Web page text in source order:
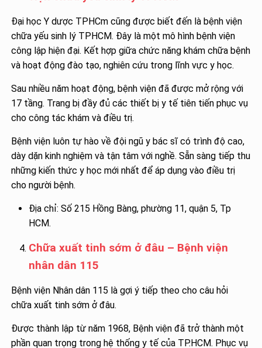
Đại học Y dược TPHCm cũng được biết đến là bệnh viện
chữa yếu sinh lý TPHCM. Đây là một mô hình bệnh viện
công lập hiện đại. Kết hợp giữa chức năng khám chữa bệnh
và hoạt động đào tạo, nghiên cứu trong lĩnh vực y học.
Sau nhiều năm hoạt động, bệnh viện đã được mở rộng với
17 tầng. Trang bị đầy đủ các thiết bị y tế tiên tiến phục vụ
cho công tác khám và điều trị.
Bệnh viện luôn tự hào về đội ngũ y bác sĩ có trình độ cao,
dày dặn kinh nghiệm và tận tâm với nghề. Sẵn sàng tiếp thu
những kiến thức y học mới nhất để áp dụng vào điều trị
cho người bệnh.
Địa chỉ: Số 215 Hồng Bàng, phường 11, quận 5, Tp
HCM.
Chữa xuất tinh sớm ở đâu – Bệnh viện
nhân dân 115
Bệnh viện Nhân dân 115 là gợi ý tiếp theo cho câu hỏi
chữa xuất tinh sớm ở đâu.
Được thành lập từ năm 1968, Bệnh viện đã trở thành một
phần quan trọng trong hệ thống y tế của TP.HCM. Phục vụ